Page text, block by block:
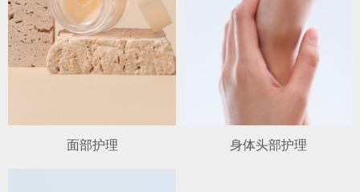
身体头部护理
面部护理